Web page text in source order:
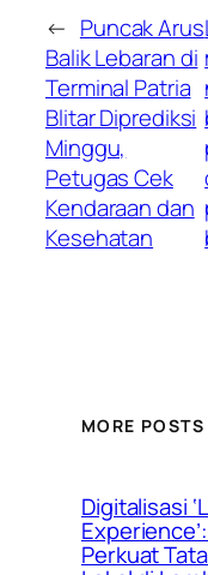
← Puncak Arus
Balik Lebaran di
Terminal Patria
Blitar Diprediksi
Minggu,
Petugas Cek
Kendaraan dan
Kesehatan
MORE POSTS
Digitalisasi
Perkuat